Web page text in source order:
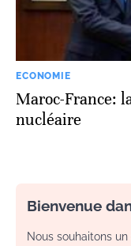
ECONOMIE
Maroc-France:
nucléaire
Bienvenue
Nous souhaitons